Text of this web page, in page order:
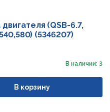
(QSB-6.7,
(5346207)
В наличии: 3
В корзину